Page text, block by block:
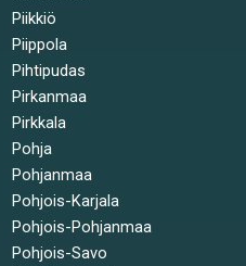
Piikkiö
Piippola
Pihtipudas
Pirkanmaa
Pirkkala
Pohja
Pohjanmaa
Pohjois-Karjala
Pohjois-Pohjanmaa
Pohjois-Savo